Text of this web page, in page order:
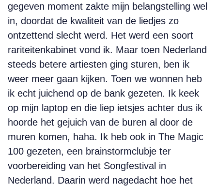
gegeven moment zakte mijn belangstelling wel
in, doordat de kwaliteit van de liedjes zo
ontzettend slecht werd. Het werd een soort
rariteitenkabinet vond ik. Maar toen Nederland
steeds betere artiesten ging sturen, ben ik
weer meer gaan kijken. Toen we wonnen heb
ik echt juichend op de bank gezeten. Ik keek
op mijn laptop en die liep ietsjes achter dus ik
hoorde het gejuich van de buren al door de
muren komen, haha. Ik heb ook in The Magic
100 gezeten, een brainstormclubje ter
voorbereiding van het Songfestival in
Nederland. Daarin werd nagedacht hoe het